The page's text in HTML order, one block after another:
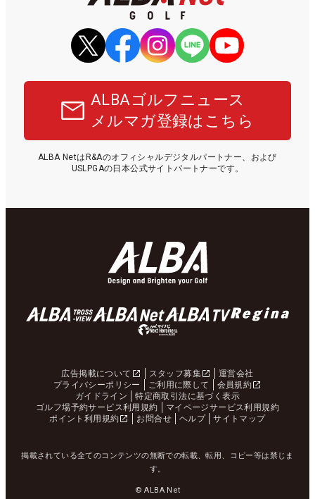
ALBAゴルフニュース
メルマガ登録はこちら
ALBA NetはR&Aのオフィシャルデジタルパートナー、および
USLPGAの日本公式サイトパートナーです。
広告掲載について スタッフ募集
運営会社
プライバシーポリシー
ご利用に際して
会員規約
ガイドライン
特定商取引法に基づく表示
ゴルフ場予約サービス利用規約
マイページサービス利用規約
ポイント利用規約
お問合せ ヘルプ サイトマップ
掲載されている全てのコンテンツの無断での転載、転用、コピー等は禁じま
す。
© ALBA Net